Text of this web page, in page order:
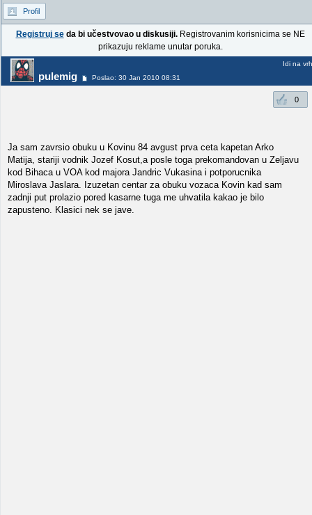
Profil
Registruj seda bi učestvovao u diskusiji.Registrovanim korisnicima se NE
prikazuju reklame unutar poruka.
pulemig Poslao: 30 Jan 2010 08:31
Idi na vrh
0
Ja sam zavrsio obuku u Kovinu 84 avgust prva ceta kapetan Arko
Matija, stariji vodnik Jozef Kosut,a posle toga prekomandovan u Zeljavu
kod Bihaca u VOA kod majora Jandric Vukasina i potporucnika
Miroslava Jaslara. Izuzetan centar za obuku vozaca Kovin kad sam
zadnji put prolazio pored kasarne tuga me uhvatila kakao je bilo
zapusteno. Klasici nek se jave.